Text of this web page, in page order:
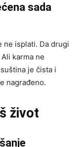
sada
ne isplati. Da drugi
karma ne
je čista i
nagrađeno.
život